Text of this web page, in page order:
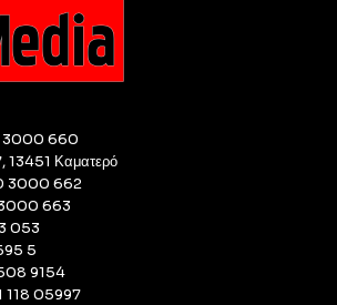
3000 660
13451 Καματερό
3000 662
3000 663
053
5
9154
118 05997